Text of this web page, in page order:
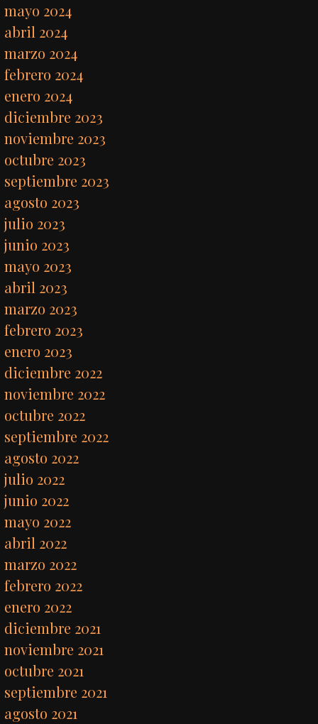
mayo 2024
abril 2024
marzo 2024
febrero 2024
enero 2024
diciembre 2023
noviembre 2023
octubre 2023
septiembre 2023
agosto 2023
julio 2023
junio 2023
mayo 2023
abril 2023
marzo 2023
febrero 2023
enero 2023
diciembre 2022
noviembre 2022
octubre 2022
septiembre 2022
agosto 2022
julio 2022
junio 2022
mayo 2022
abril 2022
marzo 2022
febrero 2022
enero 2022
diciembre 2021
noviembre 2021
octubre 2021
septiembre 2021
agosto 2021